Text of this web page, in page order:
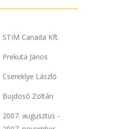
STIM Canada Kft.
Prekuta János
Csereklye László
Bujdosó Zoltán
2007. augusztus -